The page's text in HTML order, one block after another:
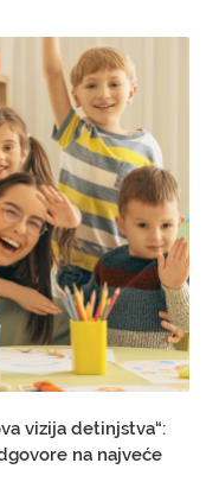
vizija detinjstva“:
na najveće